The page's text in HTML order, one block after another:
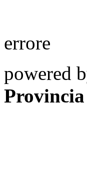
errore
powered